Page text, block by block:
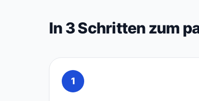
In 3 Schritten zum
1